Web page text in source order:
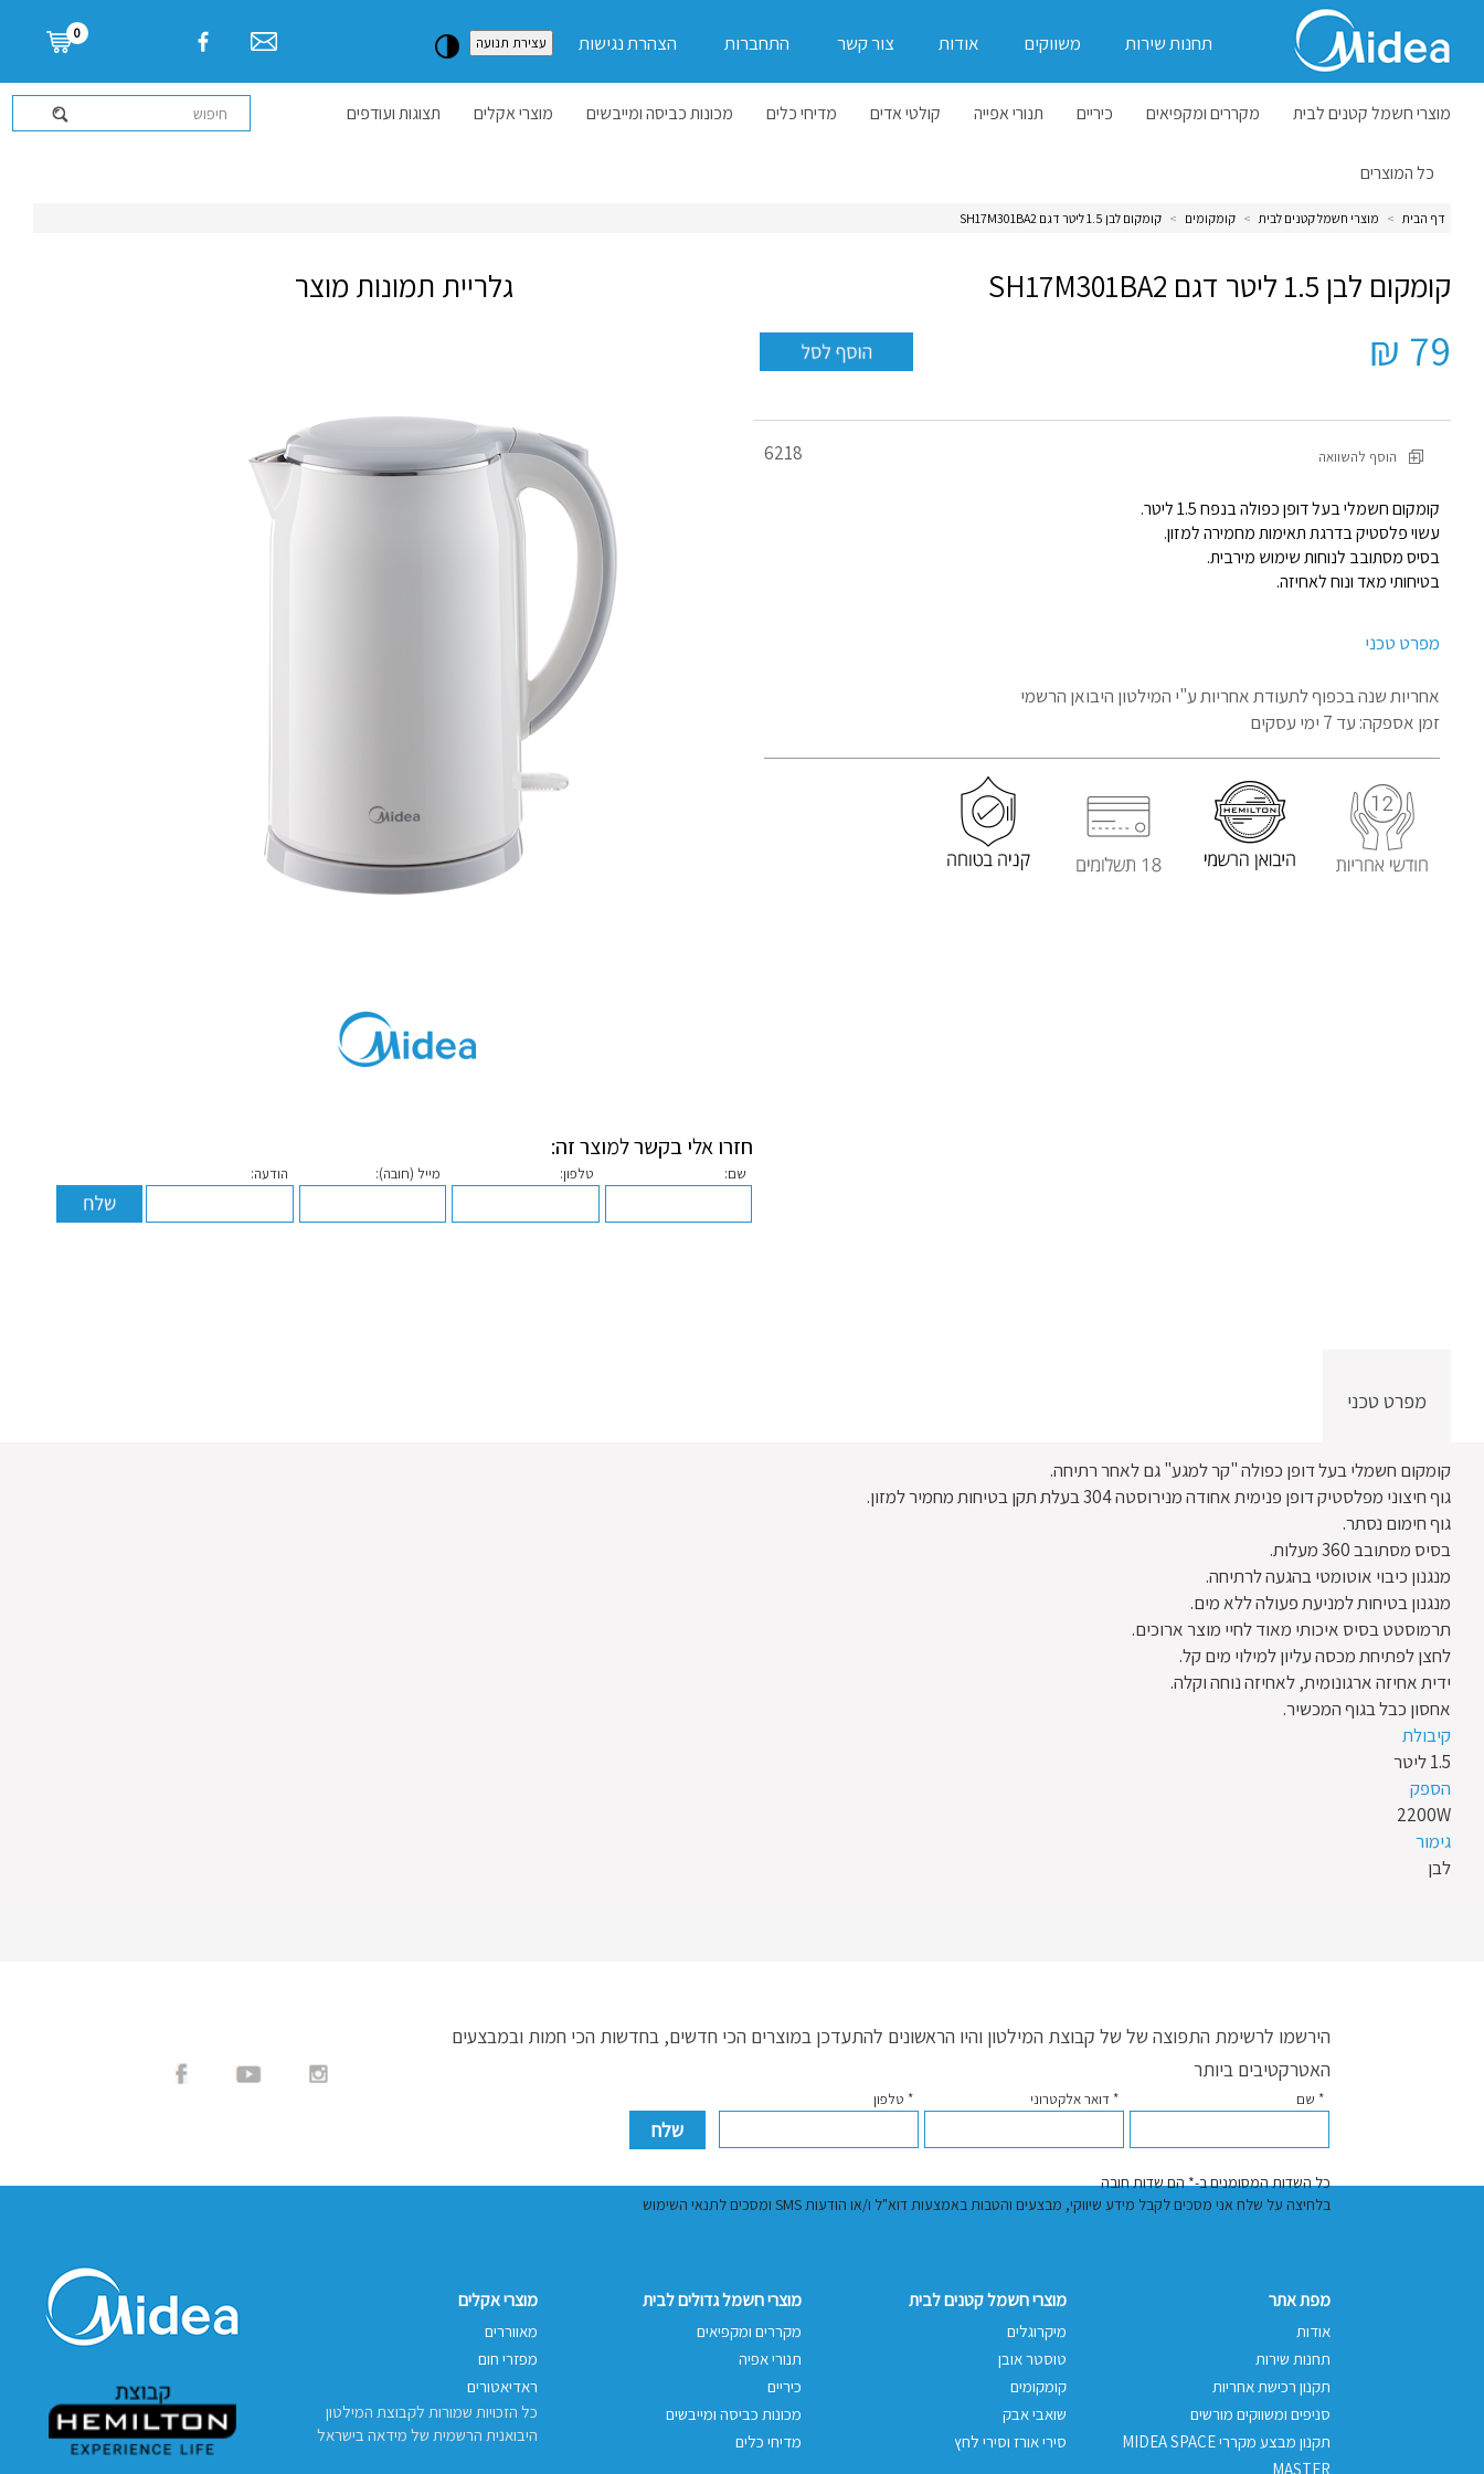
תחנות שירות
משווקים אודות צור קשר התחברות הצהרת נגישות עצירת תנועה
0
מוצרי חשמל קטנים לבית מקררים ומקפיאים כיריים תנורי אפייה קולטי אדים מדיחי כלים מכונות כביסה ומייבשים מוצרי אקלים תצוגות ועודפים
כל המוצרים
דף הבית > מוצרי חשמל קטנים לבית > קומקומים > קומקום לבן 1.5 ליטר דגם SH17M301BA2
קומקום לבן 1.5 ליטר דגם SH17M301BA2
79 ₪
מק"ט
6218 הוסף להשוואה
קומקום חשמלי בעל דופן כפולה בנפח 1.5 ליטר.
עשוי פלסטיק בדרגת תאימות מחמירה למזון.
בסיס מסתובב לנוחות שימוש מירבית.
בטיחותי מאד ונוח לאחיזה.
מפרט טכני
אחריות שנה בכפוף לתעודת אחריותע"י המילטון היבואן הרשמי
זמן אספקה: עד 7 ימי עסקים
גלריית תמונות מוצר
חזרו אלי בקשר למוצר זה:
שם: טלפון: מייל (חובה): הודעה:
מפרט טכני
קומקום חשמלי בעל דופן כפולה "קר למגע" גם לאחר רתיחה.
גוף חיצוני מפלסטיק דופן פנימית אחודה מנירוסטה 304 בעלת תקן בטיחות מחמיר למזון.
גוף חימום נסתר.
בסיס מסתובב 360 מעלות.
מנגנון כיבוי אוטומטי בהגעה לרתיחה.
מנגנון בטיחות למניעת פעולה ללא מים.
תרמוסטט בסיס איכותי מאוד לחיי מוצר ארוכים.
לחצן לפתיחת מכסה עליון למילוי מים קל.
ידית אחיזה ארגונומית, לאחיזה נוחה וקלה.
אחסון כבל בגוף המכשיר.
קיבולת
1.5 ליטר
הספק
2200W
גימור
לבן
הירשמו לרשימת התפוצה של של קבוצת המילטון והיו הראשונים להתעדכן במוצרים הכי חדשים, בחדשות הכי חמות ובמבצעים
האטרקטיבים ביותר
* שם * דואר אלקטרוני * טלפון
כל השדות המסומנים ב-* הם שדות חובה
בלחיצה על שלח אני מסכים לקבל מידע שיווקי, מבצעים והטבות באמצעות דוא"ל ו/או הודעות SMS ומסכים לתנאי השימוש
מפת אתר
אודות
תחנות שירות
תקנון רכישת אחריות
סניפים ומשווקים מורשים
תקנון מבצע מקררי MIDEA SPACE
MASTER
מוצרי חשמל קטנים לבית
מיקרוגלים
טוסטר אובן
קומקומים
שואבי אבק
סירי אורז וסירי לחץ
מוצרי חשמל גדולים לבית
מקררים ומקפיאים
תנורי אפיה
כיריים
מכונות כביסה ומייבשים
מדיחי כלים
מוצרי אקלים
מאווררים
מפזרי חום
ראדיאטורים
כל הזכויות שמורות לקבוצת המילטון
היבואנית הרשמית של מידאה בישראל